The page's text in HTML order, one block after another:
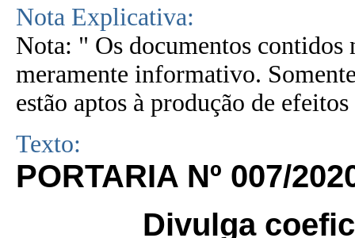
Nota Explicativa:
Nota: " Os documentos contidos
meramente informativo.
estão aptos à produção de
Texto:
PORTARIA Nº 007/
Divulga